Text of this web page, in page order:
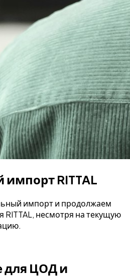
RITTAL
импорт и продолжаем
RITTAL, несмотря на текущую
для ЦОД и